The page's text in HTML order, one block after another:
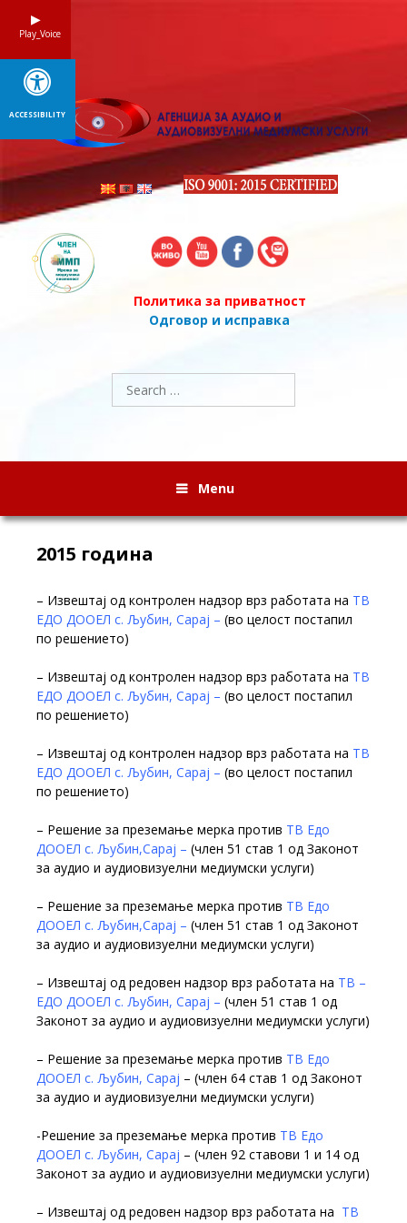
Политика за приватност
Одговор и исправка
Search
for:
Menu
2015 година
– Извештај од контролен надзор врз работата на ТВ
ЕДО ДООЕЛ с. Љубин, Сарај – (во целост постапил
по решението)
– Извештај од контролен надзор врз работата на ТВ
ЕДО ДООЕЛ с. Љубин, Сарај – (во целост постапил
по решението)
– Извештај од контролен надзор врз работата на ТВ
ЕДО ДООЕЛ с. Љубин, Сарај – (во целост постапил
по решението)
– Решение за преземање мерка против ТВ Едо
ДООЕЛ с. Љубин,Сарај – (член 51 став 1 од Законот
за аудио и аудиовизуелни медиумски услуги)
– Решение за преземање мерка против ТВ Едо
ДООЕЛ с. Љубин,Сарај – (член 51 став 1 од Законот
за аудио и аудиовизуелни медиумски услуги)
– Извештај од редовен надзор врз работата на ТВ –
ЕДО ДООЕЛ с. Љубин, Сарај – (член 51 став 1 од
Законот за аудио и аудиовизуелни медиумски услуги)
– Решение за преземање мерка против ТВ Едо
ДООЕЛ с. Љубин, Сарај – (член 64 став 1 од Законот
за аудио и аудиовизуелни медиумски услуги)
-Решение за преземање мерка против ТВ Едо
ДООЕЛ с. Љубин, Сарај – (член 92 ставови 1 и 14 од
Законот за аудио и аудиовизуелни медиумски услуги)
– Извештај од редовен надзор врз работата на ТВ
Play_Voice
ACCESSIBILITY